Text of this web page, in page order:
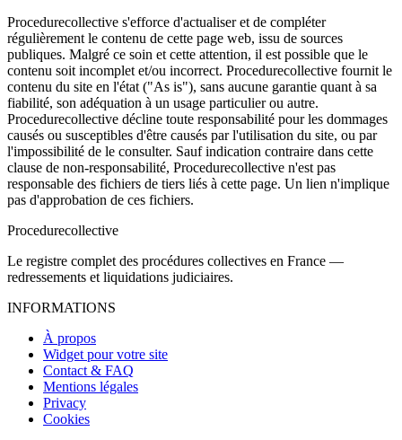
Procedurecollective s'efforce d'actualiser et de compléter
régulièrement le contenu de cette page web, issu de sources
publiques. Malgré ce soin et cette attention, il est possible que le
contenu soit incomplet et/ou incorrect. Procedurecollective fournit le
contenu du site en l'état ("As is"), sans aucune garantie quant à sa
fiabilité, son adéquation à un usage particulier ou autre.
Procedurecollective décline toute responsabilité pour les dommages
causés ou susceptibles d'être causés par l'utilisation du site, ou par
l'impossibilité de le consulter. Sauf indication contraire dans cette
clause de non-responsabilité, Procedurecollective n'est pas
responsable des fichiers de tiers liés à cette page. Un lien n'implique
pas d'approbation de ces fichiers.
Procedurecollective
Le registre complet des procédures collectives en France —
redressements et liquidations judiciaires.
INFORMATIONS
À propos
Widget pour votre site
Contact & FAQ
Mentions légales
Privacy
Cookies